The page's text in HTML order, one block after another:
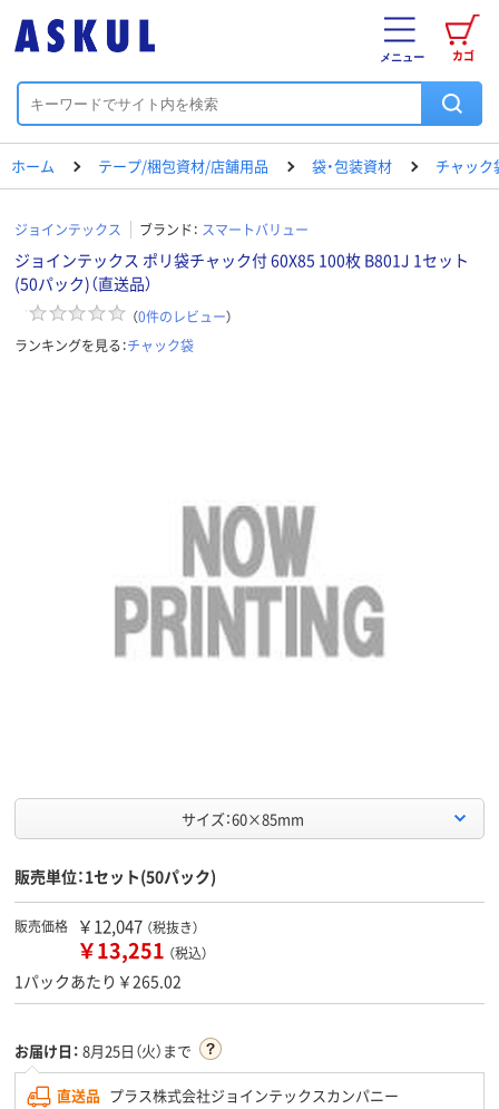
カゴ
メニュー
ホーム テープ/梱包資材/店舗用品 袋・包装資材 チャック
ジョインテックス ブランド： スマートバリュー
ジョインテックス ポリ袋チャック付 60X85 100枚 B801J 1セット
(50パック)（直送品）
（0件のレビュー）
ランキングを見る：チャック袋
サイズ：60×85mm
販売単位：1セット(50パック)
販売価格 ￥12,047 （税抜き）
￥13,251 （税込）
1パックあたり￥265.02
お届け日： 8月25日（火）まで
直送品 プラス株式会社ジョインテックスカンパニー